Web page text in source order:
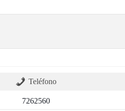
Teléfono
7262560